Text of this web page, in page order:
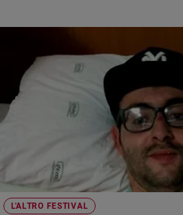
linea con il messaggio della Giornata
L'ALTRO FESTIVAL